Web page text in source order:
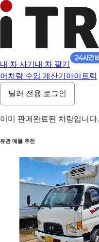
내 차 사기 내 차 팔기
어 차량 수입 계산기 아이트럭
딜러 전용 로그인
이미 판매완료된 차량입니다.
유관 매물 추천